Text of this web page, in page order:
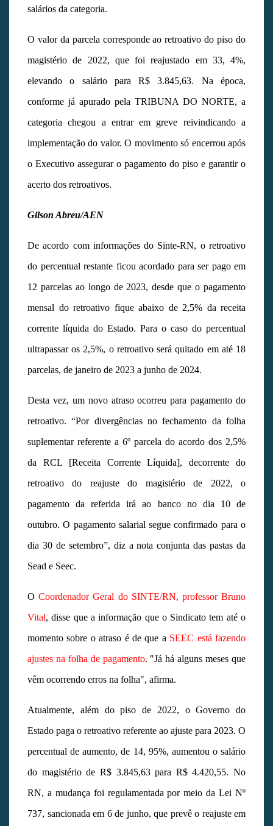
salários da categoria.
O valor da parcela corresponde ao retroativo do piso do
magistério de 2022, que foi reajustado em 33, 4%,
elevando o salário para R$ 3.845,63. Na época,
conforme já apurado pela TRIBUNA DO NORTE, a
categoria chegou a entrar em greve reivindicando a
implementação do valor. O movimento só encerrou após
o Executivo assegurar o pagamento do piso e garantir o
acerto dos retroativos.
Gilson Abreu/AEN
De acordo com informações do Sinte-RN, o retroativo
do percentual restante ficou acordado para ser pago em
12 parcelas ao longo de 2023, desde que o pagamento
mensal do retroativo fique abaixo de 2,5% da receita
corrente líquida do Estado. Para o caso do percentual
ultrapassar os 2,5%, o retroativo será quitado em até 18
parcelas, de janeiro de 2023 a junho de 2024.
Desta vez, um novo atraso ocorreu para pagamento do
retroativo. “Por divergências no fechamento da folha
suplementar referente a 6º parcela do acordo dos 2,5%
da RCL [Receita Corrente Líquida], decorrente do
retroativo do reajuste do magistério de 2022, o
pagamento da referida irá ao banco no dia 10 de
outubro. O pagamento salarial segue confirmado para o
dia 30 de setembro”, diz a nota conjunta das pastas da
Sead e Seec.
OCoordenador Geral do SINTE/RN, professor Bruno
Vital, disse que a informação que o Sindicato tem até o
momento sobre o atraso é de que a SEEC está fazendo
ajustes na folha de pagamento. "Já há alguns meses que
vêm ocorrendo erros na folha", afirma.
Atualmente, além do piso de 2022, o Governo do
Estado paga o retroativo referente ao ajuste para 2023. O
percentual de aumento, de 14, 95%, aumentou o salário
do magistério de R$ 3.845,63 para R$ 4.420,55. No
RN, a mudança foi regulamentada por meio da Lei Nº
737, sancionada em 6 de junho, que prevê o reajuste em